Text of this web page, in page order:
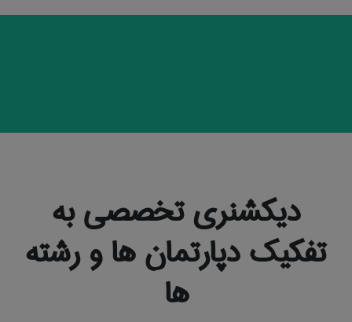
دیکشنری تخصصی به
تفکیک دپارتمان ها و رشته
ها